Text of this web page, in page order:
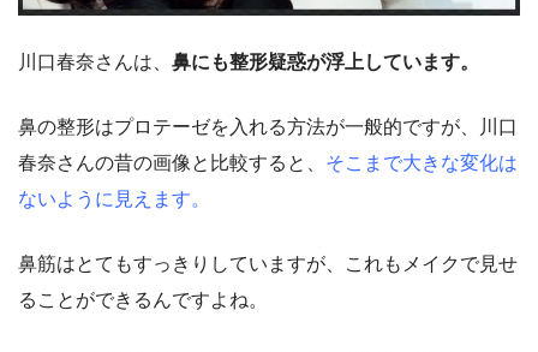
川口春奈さんは、 鼻にも整形疑惑が浮上しています。
鼻の整形はプロテーゼを入れる方法が一般的ですが、川口
春奈さんの昔の画像と比較すると、 そこまで大きな変化は
ないように見えます。
鼻筋はとてもすっきりしていますが、これもメイクで見せ
ることができるんですよね。